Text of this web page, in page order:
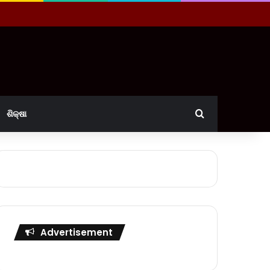
ଶିକ୍ଷା Search for
Advertisement